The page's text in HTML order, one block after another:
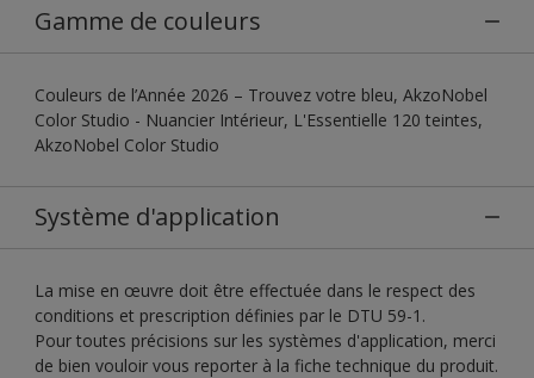
Gamme de couleurs
Couleurs de l’Année 2026 – Trouvez votre bleu, AkzoNobel
Color Studio - Nuancier Intérieur, L'Essentielle 120 teintes,
AkzoNobel Color Studio
Système d'application
La mise en œuvre doit être effectuée dans le respect des
conditions et prescription définies par le DTU 59-1.
Pour toutes précisions sur les systèmes d'application, merci
de bien vouloir vous reporter à la fiche technique du produit.